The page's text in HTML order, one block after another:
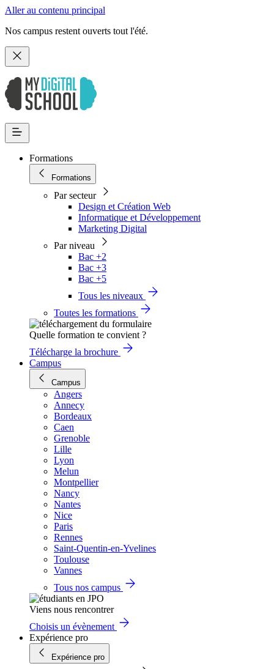
Aller au contenu principal
Nos campus restent ouverts tout l'été.
Formations
Formations
Par secteur
Design et Création Web
Informatique et Développement
Marketing Digital
Par niveau
Bac +2
Bac +3
Bac +5
Tous les niveaux
Toutes les formations
Quelle formation te convient ?
Télécharge la brochure
Campus
Campus
Angers
Annecy
Bordeaux
Caen
Grenoble
Lille
Lyon
Melun
Montpellier
Nancy
Nantes
Nice
Paris
Rennes
Saint-Quentin-en-Yvelines
Toulouse
Vannes
Tous nos campus
Viens nous rencontrer
Choisis un évènement
Expérience pro
Expérience pro